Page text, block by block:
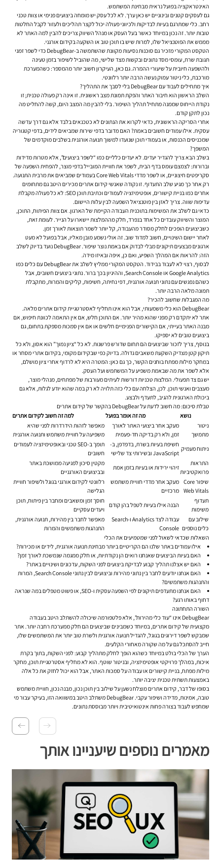
האינטראקציה בפועל נראית מבחינת המשתמש.
גם לעסקים קטנים ובינוניים יש כאן ערך. לא לכל עסק יש מומחה ביצועים פנימי או צוות טכני
רחב. כלי שמתרגם בעיות לבדיקות ולכיווני פעולה יכול לקצר תהליכים ולעזור לקבל החלטות
טובות יותר. זה נכון במיוחד כאשר בעל העסק או מנהל השיווק צריכים להבין למה האתר לא
מממש את הפוטנציאל שלו, למרות שיש בו תוכן טוב או השקעה בקידום אורגני.
הטקסט המקורי מזכיר גם סוכנות נסיעות מקוונת שהשתמשה ב-DebugBear כדי לשפר זמני
תגובת שרת, עומסי מסד נתונים ובקשות מצד שלישי, מה שהוביל לשיפור בזמן טעינה
ולהשפעה חיובית על שיעורי ההמרה. גם כאן, העיקרון חשוב יותר מהמספר: כשהמערכת
מורכבת, כלי ניטור עמוק נעשה הרבה יותר רלוונטי.
איך מתחילים לעבוד עם DebugBear בלי לסבך את התהליך?
השלב הראשון הוא חיבור האתר והפקת תמונת מצב ראשונית. זו אינה רק פעולה טכנית; זו
נקודת הייחוס שממנה מתחיל תהליך השיפור. בלי להבין מה המצב היום, קשה להחליט מה
נכון לתקן קודם.
אחרי הסריקה הראשונית, כדאי לקרוא את הנתונים לא כטכנאים בלבד אלא גם דרך עדשה
עסקית. אילו עמודים חשובים באמת? האם מדובר בדפי שירות שמביאים לידים, בדפי קטגוריה
שמכניסים הכנסות, או בעמודי תוכן שנועדו למשוך תנועה אורגנית בשלבים מוקדמים של
המשפך?
בשלב הבא צריך להגדיר יעדים. לא יעדים כלליים כמו “לשפר ביצועים”, אלא מטרות מדידות
וברורות: לצמצם עומס בדף הבית, לשפר את חוויית המובייל בדפי מוצר, להפחית השפעה של
סקריפטים חיצוניים, או לשפר מדדי Core Web Vitals בעמודים שמביאים את מרבית התנועה.
רק אחר כך מגיע שלב התעדוף. זו נקודה שאנשי קידום אתרים מכירים היטב גם מתחומים
אחרים כמו בניית קישורים, אופטימיזציה לעמודים וכתיבת תוכן SEO: לא כל פעולה מקבלת
עדיפות שווה. צריך לאזן בין פוטנציאל השפעה לבין עלות היישום.
כדאי גם לשלב את המשימות בתוכנית העבודה הקיימת של הארגון. אם צוות הפיתוח, התוכן,
המוצר והשיווק עובדים כל אחד בנפרד, חלק מההמלצות יישארו על הנייר. לעומת זאת,
כשביצועים הופכים לחלק מסודר מהעבודה, קל יותר לשמר תוצאות לאורך זמן.
לאחר יישום השינויים, חשוב למדוד שוב. זה אולי נשמע מובן מאליו, אבל בפועל לא מעט
ארגונים מבצעים תיקונים מבלי לבדוק אם באמת נוצר שיפור. DebugBear נועד בדיוק לשלב
הזה: להראות אם המהלך השפיע, ואם כן, איפה ובאיזו מידה.
לבסוף, רצוי לא לעבוד בבידוד. הטקסט המקורי ממליץ לשלב את DebugBear עם כלים כמו
Google Analytics או Search Console, וההיגיון בכך ברור. נתוני ביצועים חשובים, אבל
כשהם נפגשים עם נתוני תנועה אורגנית, דפי נחיתה, חשיפות, קליקים והמרות, מתקבלת
תמונה מלאה הרבה יותר.
מה המגבלות שחשוב להכיר?
DebugBear הוא כלי משמעותי, אבל הוא אינו תחליף לאסטרטגיית קידום אתרים מלאה.
אתר לא יתקדם רק מפני שהוא מהיר יותר. אם התוכן חלש, אם אין התאמה לכוונת חיפוש, אם
מבנה האתר בעייתי, אם הקישורים הפנימיים חלשים או אם אין סמכות מספקת בתחום, גם
ביצועים טובים לא יספיקו.
בנוסף, צריך לזכור שביצועים הם תחום שדורש פרשנות. לא כל “ציון נמוך” הוא אסון, ולא כל
תיקון קטן מצדיק השקעת משאבים גדולה. בדיוק כפי שבקידום מקומי, בקידום אתרי מסחר או
במחקר מילות מפתח בוחנים הקשר, כך גם כאן: המטרה היא לא לרדוף אחרי ציון מושלם,
אלא לשפר את מה שבאמת משפיע על המשתמש ועל העסק.
יש גם צד תפעולי. המלצות טכניות דורשות לעיתים מעורבות של מפתחים, מנהלי מוצר,
מעצבים ואנשי תוכן. לכן, הצלחה עם כלי כזה תלויה לא רק במה שהוא יודע לגלות, אלא גם
ביכולת הארגונית להגיב, לתעדף ולבצע.
טבלת סיכום: מה חשוב לדעת על DebugBear בהקשר של קידום אתרים
נושא
מה זה אומר בפועל
למה זה חשוב לקידום אתרים
ניטור
מתמשך
מעקב אחר ביצועי האתר לאורך
זמן, ולא רק בדיקה חד-פעמית
מאפשר לזהות הידרדרות לפני שהיא
משפיעה על חוויית משתמש ותנועה אורגנית
ניתוח מעמיק
חשיפת בעיות בשרת, בדפדפן, ב-
JavaScript ובשירותי צד שלישי
תומך ב-SEO טכני ובאופטימיזציה לעמודים
חשובים
התראות
פרואקטיביות
זיהוי ירידות או בעיות בזמן אמת
מקטין סיכון לפגיעה ממושכת באתר
ובביצועים האורגניים
שיפור Core
Web Vitals
מעקב אחר מדדי חוויית משתמש
מרכזיים
רלוונטי לקידום אורגני בגוגל ולשיפור חוויית
הגלישה
תעדוף
משימות
הבנה אילו בעיות לטפל בהן קודם
חוסך זמן ומשאבים ומחבר בין פיתוח, תוכן
ויעדים עסקיים
שילוב עם
כלים נוספים
עבודה לצד Analytics ו-Search
Console
מאפשר לחבר בין מהירות, תנועה אורגנית,
התנהגות משתמשים והמרות
השאלות שכדאי לשאול לפני שמטמיעים את הכלי
אילו עמודים באתר שלנו הם הקריטיים ביותר מבחינת תנועה אורגנית, לידים או מכירות?
האם בעיות הביצועים שאנחנו רואים הן נקודתיות, או חלק ממגמה שנמשכת לאורך זמן?
האם יש אצלנו תהליך קבוע לבדיקת ביצועים לפני השקות, עדכונים ושינויים באתר?
האם אנחנו יודעים לחבר בין נתוני מהירות וביצועים לבין נתוני Search Console, המרות
והתנהגות משתמשים?
האם אנחנו מתעדפים תיקונים לפי השפעה עסקית ו-SEO, או פשוט מטפלים במה שנראה
דחוף באותו רגע?
השורה התחתונה
DebugBear אינו “עוד כלי מהירות”, אלא פלטפורמה שיכולה להשתלב היטב בעבודה
מקצועית של קידום אתרים, במיוחד כשמבינים שביצועים הם חלק ממערכת רחבה יותר. אתר
שמבקש לשפר דירוגים בגוגל, להגדיל תנועה אורגנית ולשרת טוב יותר את המשתמשים שלו,
חייב להסתכל גם על מה שקורה מאחורי הקלעים.
הערך של הכלי בולט במיוחד כשהוא הופך לחלק מתהליך קבוע: לפני השקות, בתוך בקרת
איכות, במהלך פרויקטי אופטימיזציה, ובניטור שוטף. הוא לא מחליף אסטרטגיית תוכן, מחקר
מילות מפתח, בניית קישורים או עבודה על סמכות האתר, אבל הוא יכול לחזק את כל אלה
באמצעות תשתית טכנית יציבה יותר.
בסופו של דבר, קידום אתרים מוצלח נשען על שילוב בין תוכן נכון, מבנה נכון, חוויית משתמש
טובה, אמינות, מדידה ושיפור עקבי. DebugBear משתלב היטב במשוואה הזו, בעיקר עבור מי
שמחפש לעבוד בצורה פחות אינטואיטיבית ויותר מבוססת נתונים.
מאמרים נוספים שיעניינו אותך